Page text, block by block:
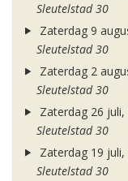
Sleutelstad 30
Zaterdag 9
Sleutelstad 30
Zaterdag 2
Sleutelstad 30
Zaterdag 26 juli,
Sleutelstad 30
Zaterdag 19 juli,
Sleutelstad 30